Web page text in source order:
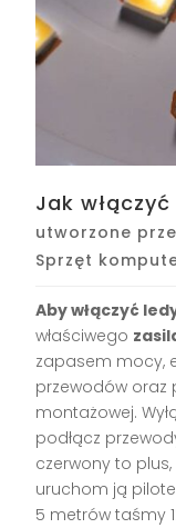
Jak
utworzone
Sprzęt
Aby włączyć
właściwego
zapasem mocy,
przewodów oraz
montażowej.
podłącz
czerwony to
uruchom ją
5 metrów taśmy